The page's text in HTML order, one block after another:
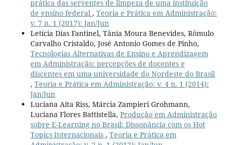
prática das serventes de limpeza de uma instituição
de ensino federal , Teoria e Prática em Administração:
v. 7 n. 1 (2017): Jan/Jun
Letícia Dias Fantinel, Tânia Moura Benevides, Rômulo
Carvalho Cristaldo, José Antonio Gomes de Pinho,
Tecnologias Alternativas de Ensino e Aprendizagem
em Administração: percepções de docentes e
discentes em uma universidade do Nordeste do Brasil
, Teoria e Prática em Administração: v. 4 n. 1 (2014):
Jan/Jun
Luciana Aita Riss, Márcia Zampieri Grohmann,
Luciana Flores Battistella, Produção em Administração
sobre E-Learning no Brasil: Dissonância com os Hot
Topics Internacionais , Teoria e Prática em